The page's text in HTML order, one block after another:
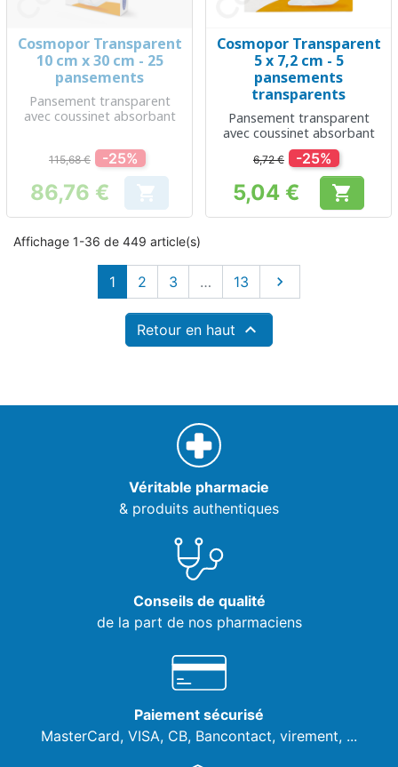
Cosmopor Transparent
10 cm x 30 cm - 25
pansements
Pansement transparent
avec coussinet absorbant
115,68 € -25%
Prix
86,76 € 
Cosmopor Transparent
5 x 7,2 cm - 5
pansements
transparents
Pansement transparent
avec coussinet absorbant
6,72 € -25%
Prix
5,04 € 
Affichage 1-36 de 449 article(s)
1 2 3 … 13 Suivant

Retour en haut 
Véritable pharmacie
& produits authentiques
Conseils de qualité
de la part de nos pharmaciens
Paiement sécurisé
MasterCard, VISA, CB, Bancontact, virement, ...